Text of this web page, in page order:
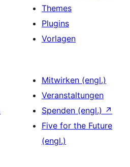
Themes
Plugins
Vorlagen
Mitwirken (engl.)
Veranstaltungen
Spenden (engl.) ↗
Five for the Future
(engl.)